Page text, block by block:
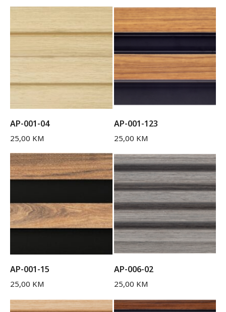
AP-001-04
25,00 KM
AP-001-123
25,00 KM
AP-001-15
25,00 KM
AP-006-02
25,00 KM